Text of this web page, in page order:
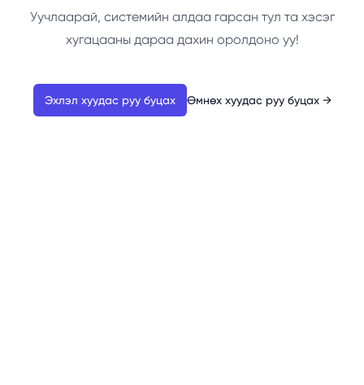
Уучлаарай, системийн алдаа гарсан тул та хэсэг
хугацааны дараа дахин оролдоно уу!
Эхлэл хуудас руу буцах Өмнөх хуудас руу буцах →